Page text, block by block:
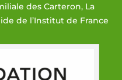
des Carteron, La
de l’Institut de France